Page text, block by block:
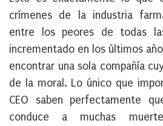
crímenes de la industria
entre los peores de todas
incrementado en los últimos
encontrar una sola compañía
de la moral. Lo único que
CEO saben perfectamente
conduce a muchas